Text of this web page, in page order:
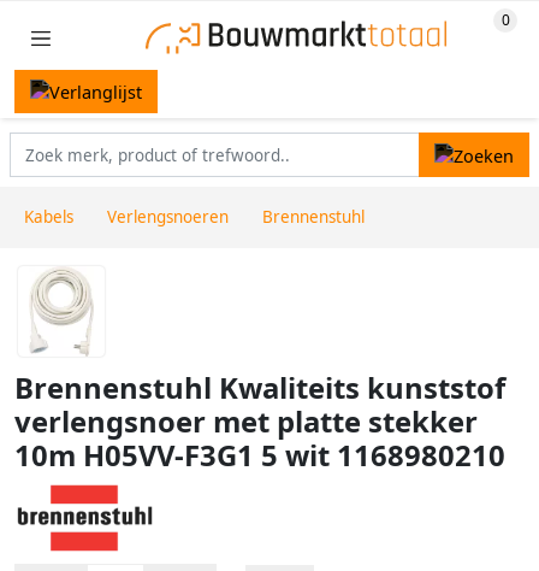
Kabels Verlengsnoeren Brennenstuhl
Brennenstuhl Kwaliteits kunststof
verlengsnoer met platte stekker
10m H05VV-F3G1 5 wit 1168980210